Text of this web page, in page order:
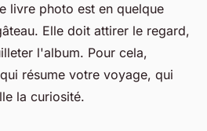
livre photo est en quelque
Elle doit attirer le regard,
l'album. Pour cela,
résume votre voyage, qui
la curiosité.